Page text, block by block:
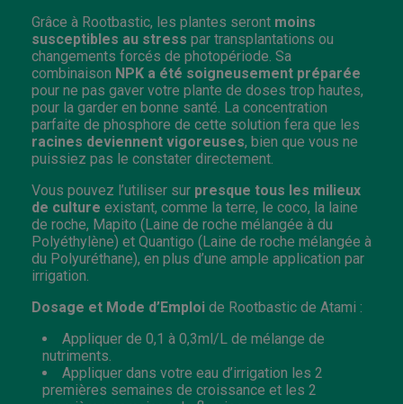
Grâce à Rootbastic, les plantes seront moins
susceptibles au stress par transplantations ou
changements forcés de photopériode. Sa
combinaison NPK a été soigneusement préparée
pour ne pas gaver votre plante de doses trop hautes,
pour la garder en bonne santé. La concentration
parfaite de phosphore de cette solution fera que les
racines deviennent vigoreuses, bien que vous ne
puissiez pas le constater directement.
Vous pouvez l’utiliser sur presque tous les milieux
de culture existant, comme la terre, le coco, la laine
de roche, Mapito (Laine de roche mélangée à du
Polyéthylène) et Quantigo (Laine de roche mélangée à
du Polyuréthane), en plus d’une ample application par
irrigation.
Dosage et Mode d’Emploi de Rootbastic de Atami :
Appliquer de 0,1 à 0,3ml/L de mélange de
nutriments.
Appliquer dans votre eau d’irrigation les 2
premières semaines de croissance et les 2